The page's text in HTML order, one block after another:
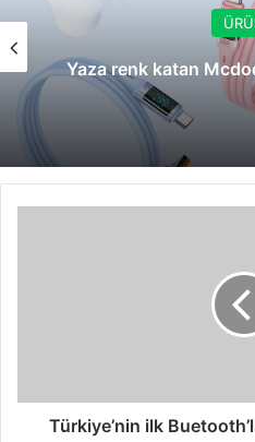
Yaza renk katan
Türkiye’nin ilk